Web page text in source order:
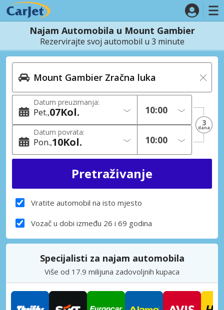
Najam Automobila u Mount Gambier
Rezervirajte svoj automobil u 3 minute
Datum preuzimanja:
Pet. 07Kol.
Datum povrata:
Pon. 10Kol.
3
dana
Vratite automobil na isto mjesto
Vozač u dobi između 26 i 69 godina
Specijalisti za najam automobila
Više od 17.9 milijuna zadovoljnih kupaca